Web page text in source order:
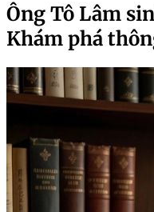
Ông Tô Lâm
Khám phá